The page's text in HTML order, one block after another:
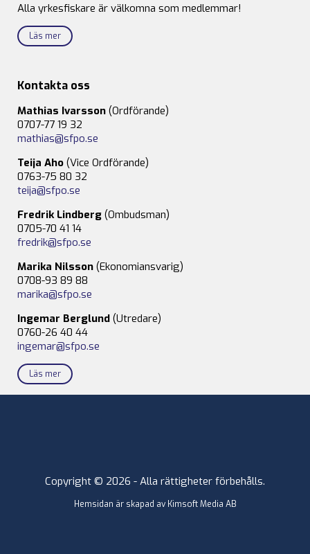
Alla yrkesfiskare är välkomna som medlemmar!
Läs mer
Kontakta oss
Mathias Ivarsson (Ordförande)
0707-77 19 32
mathias@sfpo.se
Teija Aho (Vice Ordförande)
0763-75 80 32
teija@sfpo.se
Fredrik Lindberg (Ombudsman)
0705-70 41 14
fredrik@sfpo.se
Marika Nilsson (Ekonomiansvarig)
0708-93 89 88
marika@sfpo.se
Ingemar Berglund (Utredare)
0760-26 40 44
ingemar@sfpo.se
Läs mer
Copyright © 2026 - Alla rättigheter förbehålls.
Hemsidan är skapad av Kimsoft Media AB